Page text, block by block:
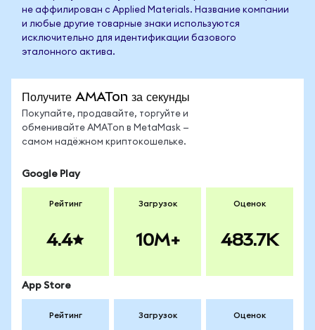
не аффилирован с Applied Materials. Название компании
и любые другие товарные знаки используются
исключительно для идентификации базового
эталонного актива.
Получите AMATon за секунды
Покупайте, продавайте, торгуйте и
обменивайте AMATon в MetaMask —
самом надёжном криптокошельке.
Google Play
Рейтинг
4.4
Загрузок
10M+
Оценок
483.7K
App Store
Рейтинг Загрузок Оценок